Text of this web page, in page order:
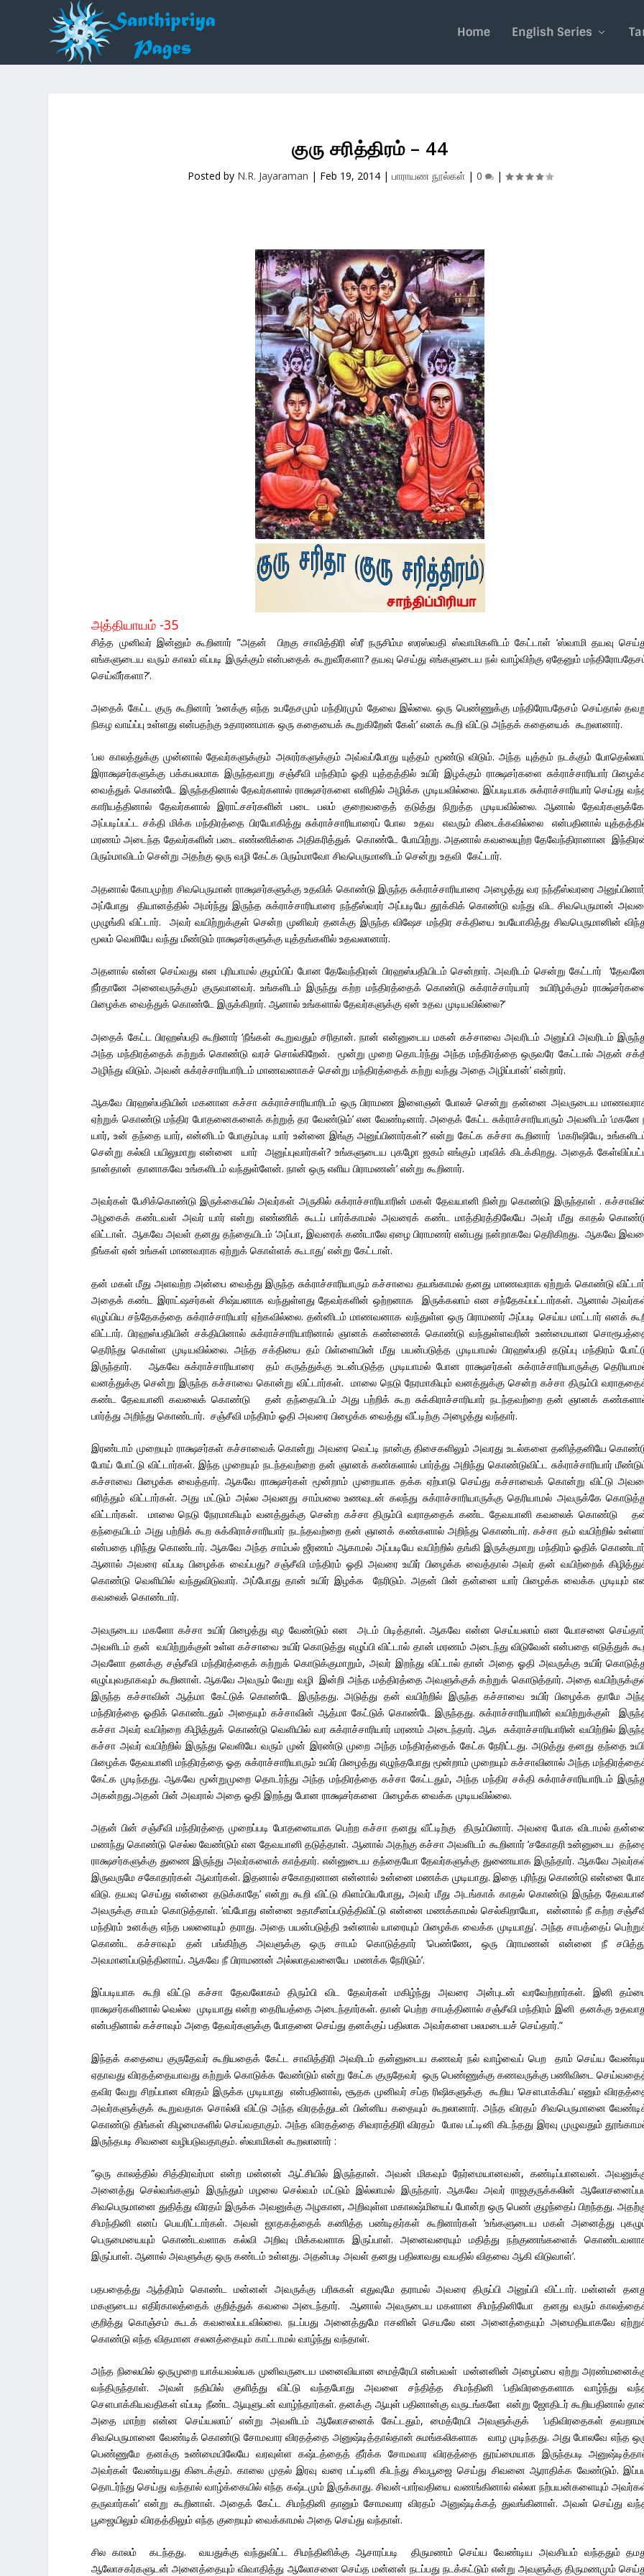
Home English Series
குரு சரித்திரம் – 44
Posted by N.R. Jayaraman | Feb 19, 2014| பாராயண நூல்கள்| 0 |
அத்தியாயம் -35
சித்த முனிவர் இன்னும் கூறினார் ”அதன் பிறகு சாவித்திரி ஸ்ரீ நருசிம்ம ஸரஸ்வதி ஸ்வாமிகளிடம் கேட்டாள் ‘ஸ்வாமி தயவு
எங்களுடைய வரும் காலம் எப்படி இருக்கும் என்பதைக் கூறுவீர்களா? தயவு செய்து எங்களுடைய நல் வாழ்விற்கு ஏதேனும்
செய்வீர்களா?’.
அதைக் கேட்ட குரு கூறினார் ‘உனக்கு எந்த உபதேசமும் மந்திரமும் தேவை இல்லை. ஒரு பெண்ணுக்கு மந்திரோபதேசம் செய்தால்
நிகழ வாய்ப்பு உள்ளது என்பதற்கு உதாரணமாக ஒரு கதையைக் கூறுகிறேன் கேள்’ எனக் கூறி விட்டு அந்தக் கதையைக் கூறலானார்.
‘பல காலத்துக்கு முன்னால் தேவர்களுக்கும் அசுரர்களுக்கும் அவ்வப்போது யுத்தம் மூண்டு விடும். அந்த யுத்தம் நடக்கும்
இராக்ஷசர்களுக்கு பக்கபலமாக இருந்தவாறு சஞ்சீவி மந்திரம் ஓதி யுத்தத்தில் உயிர் இழக்கும் ராக்ஷசர்களை சுக்ராச்சாரியார்
வைத்துக் கொண்டே இருந்ததினால் தேவர்களால் ராக்ஷசர்களை எளிதில் அழிக்க முடியவில்லை. இப்படியாக சுக்ராச்சாரியார் செய்து
காரியத்தினால் தேவர்களால் இராட்சசர்களின் படை பலம் குறைவதைத் தடுத்து நிறுத்த முடியவில்லை. ஆனால்
அப்படிப்பட்ட சக்தி மிக்க மந்திரத்தை பிரயோகித்து சுக்ராச்சாரியாரைப் போல உதவ எவரும் கிடைக்கவில்லை என்பதினால்
மரணம் அடைந்த தேவர்களின் படை எண்ணிக்கை அதிகரித்துக் கொண்டே போயிற்று. அதனால் கவலையுற்ற தேவேந்திரானான
பிரும்மாவிடம் சென்று அதற்கு ஒரு வழி கேட்க பிரும்மாவோ சிவபெருமானிடம் சென்று உதவி கேட்டார்.
அதனால் கோபமுற்ற சிவபெருமான் ராக்ஷசர்களுக்கு உதவிக் கொண்டு இருந்த சுக்ராச்சாரியாரை அழைத்து வர நந்தீஸ்வரரை
அப்போது தியானத்தில் அமர்ந்து இருந்த சுக்ராச்சாரியாரை நந்தீஸ்வரர் அப்படியே தூக்கிக் கொண்டு வந்து விட சிவபெருமான்
முழுங்கி விட்டார். அவர் வயிற்றுக்குள் சென்ற முனிவர் தனக்கு இருந்த விஷேச மந்திர சக்தியை உபயோகித்து சிவபெருமானின்
மூலம் வெளியே வந்து மீண்டும் ராக்ஷசர்களுக்கு யுத்தங்களில் உதவலானார்.
அதனால் என்ன செய்வது என புரியாமல் குழம்பிப் போன தேவேந்திரன் பிரஹஸ்பதியிடம் சென்றார். அவரிடம் சென்று கேட்டார்
நீர்தானே அனைவருக்கும் குருவானவர். உங்களிடம் இருந்து கற்ற மந்திரத்தைக் கொண்டு சுக்ராச்சார்யார் உயிரிழக்கும்
பிழைக்க வைத்துக் கொண்டே இருக்கிறார். ஆனால் உங்களால் தேவர்களுக்கு ஏன் உதவ முடியவில்லை?’
அதைக் கேட்ட பிரஹஸ்பதி கூறினார் ‘நீங்கள் கூறுவதும் சரிதான். நான் என்னுடைய மகன் கச்சாவை அவரிடம் அனுப்பி அவரிடம்
அந்த மந்திரத்தைக் கற்றுக் கொண்டு வரச் சொல்கிறேன். மூன்று முறை தொடர்ந்து அந்த மந்திரத்தை ஒருவரே கேட்டால் அதன்
அழிந்து விடும். அவன் சுக்ரச்சாரியாரிடம் மாணவனாகச் சென்று மந்திரத்தைக் கற்று வந்து அதை அழிப்பான்’ என்றார்.
ஆகவே பிரஹஸ்பதியின் மகனான கச்சா சுக்ராச்சாரியாரிடம் ஒரு பிராமண இளைஞன் போலச் சென்று தன்னை அவருடைய
ஏற்றுக் கொண்டு மந்திர போதனைகளைக் கற்றுத் தர வேண்டும்’ என வேண்டினார். அதைக் கேட்ட சுக்ராச்சாரியாரும் அவனிடம் ‘மகனே
யார், உன் தந்தை யார், என்னிடம் போகும்படி யார் உன்னை இங்கு அனுப்பினார்கள்?’ என்று கேட்க கச்சா கூறினார் ‘மகரிஷியே,
சென்று கல்வி பயிலுமாறு என்னை யார் அனுப்புவார்கள்? உங்களுடைய புகழோ ஜகம் எங்கும் பரவிக் கிடக்கிறது. அதைக்
நான்தான் தானாகவே உங்களிடம் வந்துள்ளேன். நான் ஒரு எளிய பிராமணன்’ என்று கூறினார்.
அவர்கள் பேசிக்கொண்டு இருக்கையில் அவர்கள் அருகில் சுக்ராச்சாரியாரின் மகள் தேவயானி நின்று கொண்டு இருந்தாள் .
அழகைக் கண்டவள் அவர் யார் என்று எண்ணிக் கூடப் பார்க்காமல் அவரைக் கண்ட மாத்திரத்திலேயே அவர் மீது காதல்
விட்டாள். ஆகவே அவள் தனது தந்தையிடம் ‘அப்பா, இவரைக் கண்டாலே ஏழை பிராமணர் என்பது நன்றாகவே தெரிகிறது. ஆகவே
நீங்கள் ஏன் உங்கள் மாணவராக ஏற்றுக் கொள்ளக் கூடாது’ என்று கேட்டாள்.
தன் மகள் மீது அளவற்ற அன்பை வைத்து இருந்த சுக்ராச்சாரியாரும் கச்சாவை தயங்காமல் தனது மாணவராக ஏற்றுக் கொண்டு
அதைக் கண்ட இராட்ஷசர்கள் சிஷ்யனாக வந்துள்ளது தேவர்களின் ஒற்றனாக இருக்கலாம் என சந்தேகப்பட்டார்கள். ஆனால்
எழுப்பிய சந்தேகத்தை சுக்ராச்சாரியார் ஏற்கவில்லை. தன்னிடம் மாணவனாக வந்துள்ள ஒரு பிராமணர் அப்படி செய்ய மாட்டார் எனக்
விட்டார். பிரஹஸ்பதியின் சக்தியினால் சுக்ராச்சாரியாரினால் ஞானக் கண்ணைக் கொண்டு வந்துள்ளவரின் உண்மையான
தெரிந்து கொள்ள முடியவில்லை. அந்த சக்தியை தம் பிள்ளையின் மீது பயன்படுத்த முடியாமல் பிரஹஸ்பதி தடுப்பு மந்திரம்
இருந்தார். ஆகவே சுக்ராச்சாரியாரை தம் கருத்துக்கு உடன்படுத்த முடியாமல் போன ராக்ஷசர்கள் சுக்ராச்சாரியாருக்கு
வனத்துக்கு சென்று இருந்த கச்சாவை கொன்று விட்டார்கள். மாலை நெடு நேரமாகியும் வனத்துக்கு சென்ற கச்சா திரும்பி
கண்ட தேவயானி கவலைக் கொண்டு தன் தந்தையிடம் அது பற்றிக் கூற சுக்கிராச்சாரியார் நடந்தவற்றை தன் ஞானக்
பார்த்து அறிந்து கொண்டார். சஞ்சீவி மந்திரம் ஓதி அவரை பிழைக்க வைத்து வீட்டிற்கு அழைத்து வந்தார்.
இரண்டாம் முறையும் ராக்ஷசர்கள் கச்சாவைக் கொன்று அவரை வெட்டி நான்கு திசைகளிலும் அவரது உடல்களை தனித்தனியே
போய் போட்டு விட்டார்கள். இந்த முறையும் நடந்தவற்றை தன் ஞானக் கண்களால் பார்த்து அறிந்து கொண்டுவிட்ட சுக்ராச்சாரியார்
கச்சாவை பிழைக்க வைத்தார். ஆகவே ராக்ஷசர்கள் மூன்றாம் முறையாக தக்க ஏற்பாடு செய்து கச்சாவைக் கொன்று விட்டு
எரித்தும் விட்டார்கள். அது மட்டும் அல்ல அவனது சாம்பலை உணவுடன் கலந்து சுக்ராச்சாரியாருக்கு தெரியாமல் அவருக்கே
விட்டார்கள். மாலை நெடு நேரமாகியும் வனத்துக்கு சென்ற கச்சா திரும்பி வராததைக் கண்ட தேவயானி கவலைக் கொண்டு
தந்தையிடம் அது பற்றிக் கூற சுக்கிராச்சாரியார் நடந்தவற்றை தன் ஞானக் கண்களால் அறிந்து கொண்டார். கச்சா தம் வயிற்றில்
என்பதை புரிந்து கொண்டார். ஆகவே அந்த சாம்பல் ஜீரணம் ஆகாமல் அப்படியே வயிற்றில் தங்கி இருக்குமாறு மந்திரம் ஓதிக்
ஆனால் அவரை எப்படி பிழைக்க வைப்பது? சஞ்சீவி மந்திரம் ஓதி அவரை உயிர் பிழைக்க வைத்தால் அவர் தன் வயிற்றைக்
கொண்டு வெளியில் வந்துவிடுவார். அப்போது தான் உயிர் இழக்க நேரிடும். அதன் பின் தன்னை யார் பிழைக்க வைக்க முடியும்
கவலைக் கொண்டார்.
அவருடைய மகளோ கச்சா உயிர் பிழைத்து எழ வேண்டும் என அடம் பிடித்தாள். ஆகவே என்ன செய்யலாம் என யோசனை
அவளிடம் தன் வயிற்றுக்குள் உள்ள கச்சாவை உயிர் கொடுத்து எழுப்பி விட்டால் தான் மரணம் அடைந்து விடுவேன் என்பதை எடுத்துக்
அவளோ தனக்கு சஞ்சீவி மந்திரத்தைக் கற்றுக் கொடுக்குமாறும், அவர் இறந்து விட்டால் தான் அதை ஓதி அவருக்கு உயிர்
எழுப்புவதாகவும் கூறினாள். ஆகவே அவரும் வேறு வழி இன்றி அந்த மத்திரத்தை அவளுக்குக் கற்றுக் கொடுத்தார். அதை
இருந்த கச்சாவின் ஆத்மா கேட்டுக் கொண்டே இருந்தது. அடுத்து தன் வயிற்றில் இருந்த கச்சாவை உயிர் பிழைக்க தாமே
மந்திரத்தை ஓதிக் கொண்டதும் அதையும் கச்சாவின் ஆத்மா கேட்டுக் கொண்டே இருந்தது. சுக்ராச்சாரியாரின் வயிற்றுக்குள்
கச்சா அவர் வயிற்றை கிழித்துக் கொண்டு வெளியில் வர சுக்ராச்சாரியார் மரணம் அடைந்தார். ஆக சுக்ராச்சாரியாரின் வயிற்றில்
கச்சா அவர் வயிற்றில் இருந்து வெளியே வரும் முன் இரண்டு முறை அந்த மந்திரத்தைக் கேட்க நேரிட்டது. அடுத்து தனது தந்தை
பிழைக்க தேவயானி மந்திரத்தை ஓத சுக்ராச்சாரியாரும் உயிர் பிழைத்து எழுந்தபோது மூன்றாம் முறையும் கச்சாவினால் அந்த
கேட்க முடிந்தது. ஆகவே மூன்றுமுறை தொடர்ந்து அந்த மந்திரத்தை கச்சா கேட்டதும், அந்த மந்திர சக்தி சுக்ராச்சாரியாரிடம்
அகன்றது.அதன் பின் அவரால் அதை ஓதி இறந்து போன ராக்ஷசர்களை பிழைக்க வைக்க முடியவில்லை.
அதன் பின் சஞ்சீவி மந்திரத்தை முறைப்படி போதனையாக பெற்ற கச்சா தனது வீட்டிற்கு திரும்பினார். அவரை போக விடாமல்
மணந்து கொண்டு செல்ல வேண்டும் என தேவயானி தடுத்தாள். ஆனால் அதற்கு கச்சா அவளிடம் கூறினார் ‘சகோதரி உன்னுடைய
ராக்ஷசர்களுக்கு துணை இருந்து அவர்களைக் காத்தார். என்னுடைய தந்தையோ தேவர்களுக்கு துணையாக இருந்தார். ஆகவே
இருவருமே சகோதரர்கள் ஆவார்கள். இதனால் சகோதரனான என்னால் உன்னை மணக்க முடியாது. இதை புரிந்து கொண்டு என்னை
விடு. தயவு செய்து என்னை தடுக்காதே’ என்று கூறி விட்டு கிளம்பியபோது, அவர் மீது அடங்காக் காதல் கொண்டு இருந்த
அவருக்கு சாபம் கொடுத்தாள். ‘எப்போது என்னை உதாசீனப்படுத்திவிட்டு என்னை மணக்காமல் செல்கிறாயோ, என்னால் நீ கற்ற
மந்திரம் உனக்கு எந்த பலனையும் தராது. அதை பயன்படுத்தி உன்னால் யாரையும் பிழைக்க வைக்க முடியாது’. அந்த சாபத்தைப்
கொண்ட கச்சாவும் தன் பங்கிற்கு அவளுக்கு ஒரு சாபம் கொடுத்தார் ‘பெண்ணே, ஒரு பிராமணன் என்னை நீ சபித்து
அவமானப்படுத்தினாய். ஆகவே நீ பிராமணன் அல்லாதவனையே மணக்க நேரிடும்’.
இப்படியாக கூறி விட்டு கச்சா தேவலோகம் திரும்பி விட தேவர்கள் மகிழ்ந்து அவரை அன்புடன் வரவேற்றார்கள். இனி
ராக்ஷசர்களினால் வெல்ல முடியாது என்ற தைரியத்தை அடைந்தார்கள். தான் பெற்ற சாபத்தினால் சஞ்சீவி மந்திரம் இனி தனக்கு
என்பதினால் கச்சாவும் அதை தேவர்களுக்கு போதனை செய்து தனக்குப் பதிலாக அவர்களை பலமடையச் செய்தார்.”
இந்தக் கதையை குருதேவர் கூறியதைக் கேட்ட சாவித்திரி அவரிடம் தன்னுடைய கணவர் நல் வாழ்வைப் பெற தாம் செய்ய
ஏதாவது விரதத்தையாவது கற்றுக் கொடுக்க வேண்டும் என்று கேட்க குருதேவர் ஒரு பெண்ணுக்கு கணவருக்கு பணிவிடை
தவிர வேறு சிறப்பான விரதம் இருக்க முடியாது என்பதினால், சூதக முனிவர் சப்த ரிஷிகளுக்கு கூறிய ‘சௌபாக்கிய’ எனும்
அவர்களுக்குக் கூறுவதாக சொல்லி விட்டு அந்த விரதத்துடன் பின்னிய கதையும் கூறலானார். அந்த விரதம் சிவபெருமானை
கொண்டு திங்கள் கிழமைகளில் செய்வதாகும். அந்த விரதத்தை சிவராத்திரி விரதம் போல பட்டினி கிடந்தது இரவு முழுவதும்
இருந்தபடி சிவனை வழிபடுவதாகும். ஸ்வாமிகள் கூறலானார் :
”ஒரு காலத்தில் சித்திரவர்மா என்ற மன்னன் ஆட்சியில் இருந்தான். அவன் மிகவும் நேர்மையானவன், கண்டிப்பானவன்.
அனைத்து செல்வங்களும் இருந்தும் மழலை செல்வம் மட்டும் இல்லாமல் இருந்தார். ஆகவே அவர் ராஜகுருக்கலின்
சிவபெருமானை துதித்து விரதம் இருக்க அவனுக்கு அழகான, அறிவுள்ள மகாலஷ்மியைப் போன்ற ஒரு பெண் குழந்தைப் பிறந்தது.
சிமந்தினி எனப் பெயரிட்டார்கள். அவள் ஜாதகத்தைக் கணித்த பண்டிதர்கள் கூறினார்கள் ‘உங்களுடைய மகள் அனைத்து
பெருமையையும் கொண்டவளாக கல்வி அறிவு மிக்கவளாக இருப்பாள். அனைவரையும் மதித்து நற்குணங்களைக்
இருப்பாள். ஆனால் அவளுக்கு ஒரு கண்டம் உள்ளது. அதன்படி அவள் தனது பதிலாவது வயதில் விதவை ஆகி விடுவாள்’.
பதபதைத்து ஆத்திரம் கொண்ட மன்னன் அவருக்கு பரிசுகள் எதுவுமே தராமல் அவரை திருப்பி அனுப்பி விட்டார். மன்னன்
மகளுடைய எதிர்காலத்தைக் குறித்துக் கவலை அடைந்தார். ஆனால் அவருடைய மகளான சிமந்தினியோ தனது வரும்
குறித்து கொஞ்சம் கூடக் கவலைப்படவில்லை. நடப்பது அனைத்துமே ஈசனின் செயலே என அனைத்தையும் அமைதியாகவே
கொண்டு எந்த விதமான சலனத்தையும் காட்டாமல் வாழ்ந்து வந்தாள்.
அந்த நிலையில் ஒருமுறை யாக்யவல்யக முனிவருடைய மனைவியான மைத்ரேயி என்பவள் மன்னனின் அழைப்பை ஏற்று
வந்திருந்தாள். அவள் நதியில் குளித்து விட்டு வந்தபோது அவளை சந்தித்த சிமந்தினி ‘பதிவிரதைகளாக வாழ்ந்து
சௌபாக்கியவதிகள் எப்படி நீண்ட ஆயுளுடன் வாழ்ந்தார்கள். தனக்கு ஆயுள் பதினான்கு வருடங்களே என்று ஜோதிடர் கூறியதினால்
அதை மாற்ற என்ன செய்யலாம்’ என்று அவளிடம் ஆலோசனைக் கேட்டதும், மைத்ரேயி அவளுக்குக் ‘பதிவிரதைகள்
சிவபெருமானை வேண்டிக் கொண்டு சோமவார விரதத்தை அனுஷ்டித்தால்தான் சுமங்கலிகளாக வாழ முடிந்தது. அது போலவே எந்த
பெண்ணுமே தனக்கு உண்மையிலேயே வரவுள்ள கஷ்டத்தைத் தீர்க்க சோமவார விரதத்தை தூய்மையாக இருந்தபடி
அவர்கள் வேண்டியது கிடைக்கும். காலை முதல் இரவு வரை பட்டினி கிடந்து சிவபூஜை செய்து சிவனை ஆராதிக்க வேண்டும்.
தொடர்ந்து செய்து வந்தால் வாழ்க்கையில் எந்த கஷ்டமும் இருக்காது. சிவன்-பார்வதியை வணங்கினால் எல்லா நற்பயன்களையும்
தருவார்கள்’ என்று கூறினாள். அதைக் கேட்ட சிமந்தினி தானும் சோமவார விரதம் அனுஷ்டிக்கத் துவங்கினாள். அவள் செய்து
பூஜையிலும் விரதத்திலும் எந்த குறையும் வைக்காமல் அதை செய்து வந்தாள்.
சில காலம் கடந்தது. வயதுக்கு வந்துவிட்ட சிமந்தினிக்கு ஆசாரப்படி திருமணம் செய்ய வேண்டிய அவசியம் வந்ததும்
ஆலோசகர்களுடன் அனைத்தையும் விவாதித்து ஆலோசனை செய்த மன்னன் நடப்பது நடக்கட்டும் என்று அவளுக்கு திருமணமும்